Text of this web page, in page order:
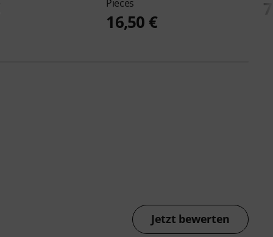
Pieces
16,50 €
Jetzt bewerten